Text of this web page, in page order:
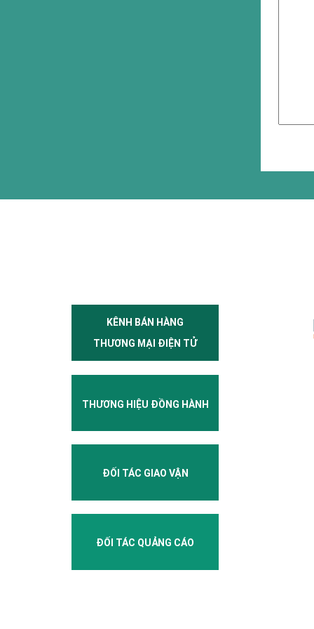
KÊNH BÁN HÀNG
THƯƠNG MẠI ĐIỆN TỬ
THƯƠNG HIỆU ĐỒNG HÀNH
ĐỐI TÁC GIAO VẬN
ĐỐI TÁC QUẢNG CÁO